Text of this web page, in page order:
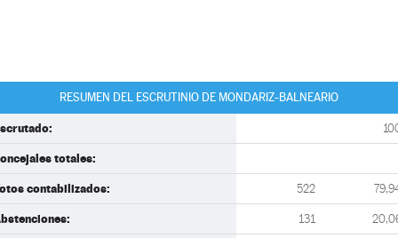
RESUMEN DEL ESCRUTINIO DE MONDARIZ-BALNEARIO
totales:
contabilizados: 522
131